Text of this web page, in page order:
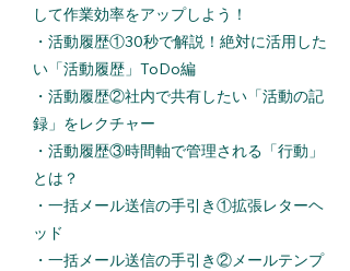
して作業効率をアップしよう！
・ 活動履歴①30秒で解説！絶対に活用した
い「活動履歴」ToDo編
・ 活動履歴②社内で共有したい「活動の記
録」をレクチャー
・ 活動履歴③時間軸で管理される「行動」
とは？
​・ 一括メール送信の手引き①拡張レターヘ
ッド
・ 一括メール送信の手引き②メールテンプ